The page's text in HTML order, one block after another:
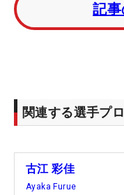
記
関連する選手プ
古江 彩佳
Ayaka Furue